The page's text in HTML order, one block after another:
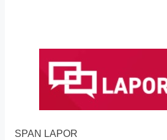
SPAN LAPOR